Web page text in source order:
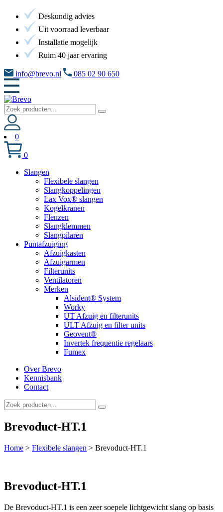
Deskundig advies
Uit voorraad leverbaar
Installatie mogelijk
Ruim 40 jaar ervaring
info@brevo.nl 085 02 90 650
0
0
Slangen
Flexibele slangen
Slangkoppelingen
Lax Vox® slangen
Kogelkranen
Flenzen
Slangklemmen
Slangpilaren
Puntafzuiging
Afzuigkasten
Afzuigarmen
Filterunits
Ventilatoren
Merken
Alsident® System
Worky
UT Afzuig en filterunits
ULT Afzuig en filter units
Geovent®
Invertek frequentie regelaars
Fumex
Over Brevo
Kennisbank
Contact
Brevoduct-HT.1
Home > Flexibele slangen > Brevoduct-HT.1
Brevoduct-HT.1
De Brevoduct-HT.1 is een zeer soepele lichtgewicht slang op basis